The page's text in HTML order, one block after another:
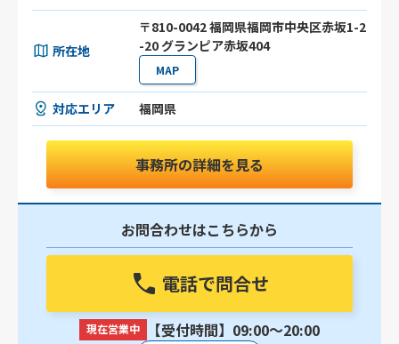
所在地
〒810-0042 福岡県福岡市中央区赤坂1-2
-20 グランピア赤坂404
MAP
対応エリア 福岡県
事務所の詳細を見る
お問合わせはこちらから
電話で問合せ
現在営業中 【受付時間】09:00〜20:00